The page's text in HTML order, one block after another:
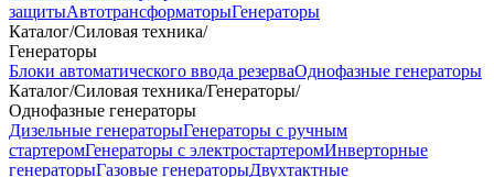
защитыАвтотрансформаторыГенераторы
Каталог/Силовая техника/
Генераторы
Блоки автоматического ввода резерваОднофазные генераторы
Каталог/Силовая техника/Генераторы/
Однофазные генераторы
Дизельные генераторыГенераторы с ручным
стартеромГенераторы с электростартеромИнверторные
генераторыГазовые генераторыДвухтактные